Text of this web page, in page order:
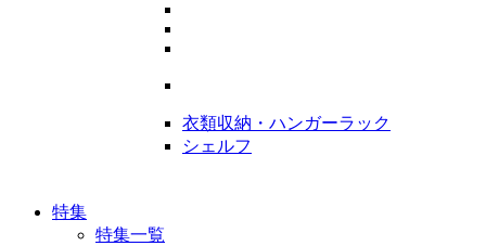
衣類収納・ハンガーラック
シェルフ
特集
特集一覧